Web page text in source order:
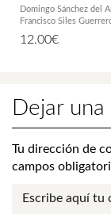
Domingo Sánchez del
Francisco Siles
12.00€
Dejar una
Tu dirección de
campos